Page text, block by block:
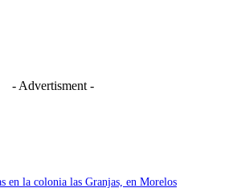
- Advertisment -
en la colonia las Granjas, en Morelos